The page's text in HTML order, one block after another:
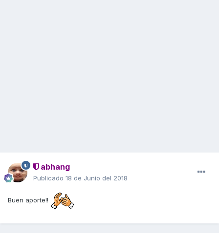
abhang
Publicado 18 de Junio del 2018
Buen aporte!!